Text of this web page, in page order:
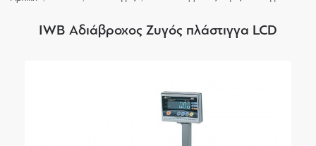
IWB Αδιάβροχος Ζυγός πλάστιγγα LCD